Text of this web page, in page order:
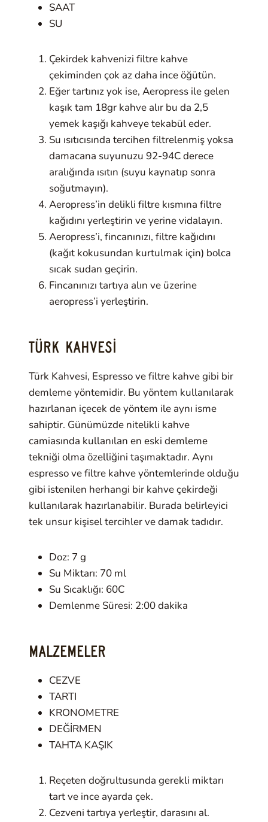
SAAT
SU
Çekirdek kahvenizi filtre kahve
çekiminden çok az daha ince öğütün.
Eğer tartınız yok ise, Aeropress ile gelen
kaşık tam 18gr kahve alır bu da 2,5
yemek kaşığı kahveye tekabül eder.
Su ısıtıcısında tercihen filtrelenmiş yoksa
damacana suyunuzu 92-94C derece
aralığında ısıtın (suyu kaynatıp sonra
soğutmayın).
Aeropress’in delikli filtre kısmına filtre
kağıdını yerleştirin ve yerine vidalayın.
Aeropress’i, fincanınızı, filtre kağıdını
(kağıt kokusundan kurtulmak için) bolca
sıcak sudan geçirin.
Fincanınızı tartıya alın ve üzerine
aeropress’i yerleştirin.
TÜRK KAHVESI
Türk Kahvesi, Espresso ve filtre kahve gibi bir
demleme yöntemidir. Bu yöntem kullanılarak
hazırlanan içecek de yöntem ile aynı isme
sahiptir. Günümüzde nitelikli kahve
camiasında kullanılan en eski demleme
tekniği olma özelliğini taşımaktadır. Aynı
espresso ve filtre kahve yöntemlerinde olduğu
gibi istenilen herhangi bir kahve çekirdeği
kullanılarak hazırlanabilir. Burada belirleyici
tek unsur kişisel tercihler ve damak tadıdır.
Doz: 7 g
Su Miktarı: 70 ml
Su Sıcaklığı: 60C
Demlenme Süresi: 2:00 dakika
MALZEMELER
CEZVE
TARTI
KRONOMETRE
DEĞİRMEN
TAHTA KAŞIK
Reçeten doğrultusunda gerekli miktarı
tart ve ince ayarda çek.
Cezveni tartıya yerleştir, darasını al.